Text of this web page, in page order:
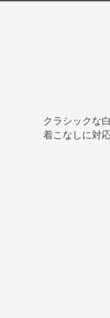
クラシックな
着こなしに対応